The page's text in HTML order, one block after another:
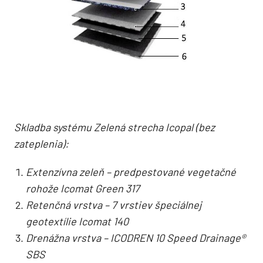
Skladba systému Zelená strecha Icopal (bez
zateplenia):
Extenzívna zeleň – predpestované vegetačné
rohože Icomat Green 317
Retenčná vrstva – 7 vrstiev špeciálnej
geotextílie Icomat 140
Drenážna vrstva – ICODREN 10 Speed Drainage®
SBS